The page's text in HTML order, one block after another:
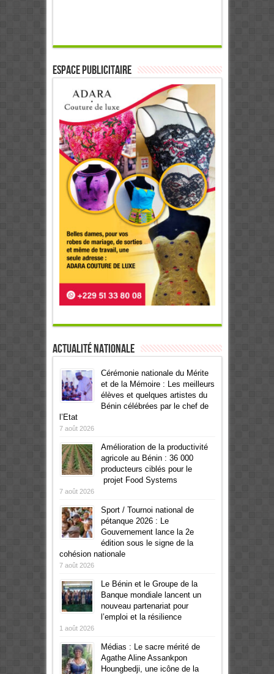
ESPACE PUBLICITAIRE
Actualité Nationale
Cérémonie nationale du Mérite
et de la Mémoire : Les meilleurs
élèves et quelques artistes du
Bénin célébrées par le chef de
l’Etat
7 août 2026
Amélioration de la productivité
agricole au Bénin : 36 000
producteurs ciblés pour le
projet Food Systems
7 août 2026
Sport / Tournoi national de
pétanque 2026 : Le
Gouvernement lance la 2e
édition sous le signe de la
cohésion nationale
7 août 2026
Le Bénin et le Groupe de la
Banque mondiale lancent un
nouveau partenariat pour
l’emploi et la résilience
1 août 2026
Médias : Le sacre mérité de
Agathe Aline Assankpon
Houngbedji, une icône de la